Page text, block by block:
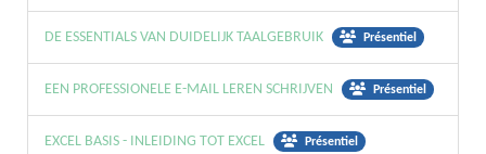
DE ESSENTIALS VAN DUIDELIJK TAALGEBRUIK Présentiel
EEN PROFESSIONELE E-MAIL LEREN SCHRIJVEN Présentiel
EXCEL BASIS - INLEIDING TOT EXCEL Présentiel